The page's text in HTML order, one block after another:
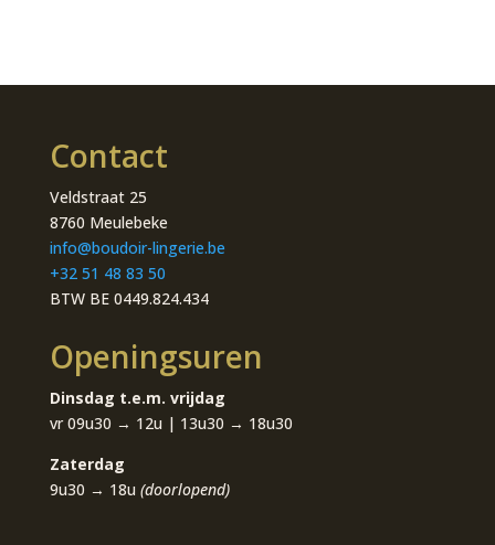
Contact
Veldstraat 25
8760 Meulebeke
info@boudoir-lingerie.be
+32 51 48 83 50
BTW BE 0449.824.434
Openingsuren
Dinsdag t.e.m. vrijdag
vr 09u30 → 12u | 13u30 → 18u30
Zaterdag
9u30 → 18u (doorlopend)